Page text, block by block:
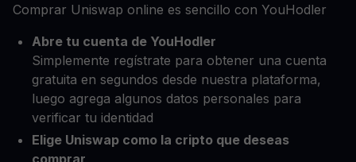
Comprar Uniswap online es sencillo con YouHodler
Abre tu cuenta de YouHodler
Simplemente regístrate para obtener una cuenta
gratuita en segundos desde nuestra plataforma,
luego agrega algunos datos personales para
verificar tu identidad
Elige Uniswap como la cripto que deseas
comprar